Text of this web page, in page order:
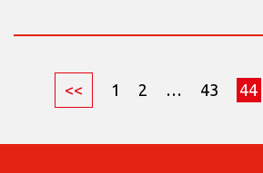
<< 1 2 … 43 44